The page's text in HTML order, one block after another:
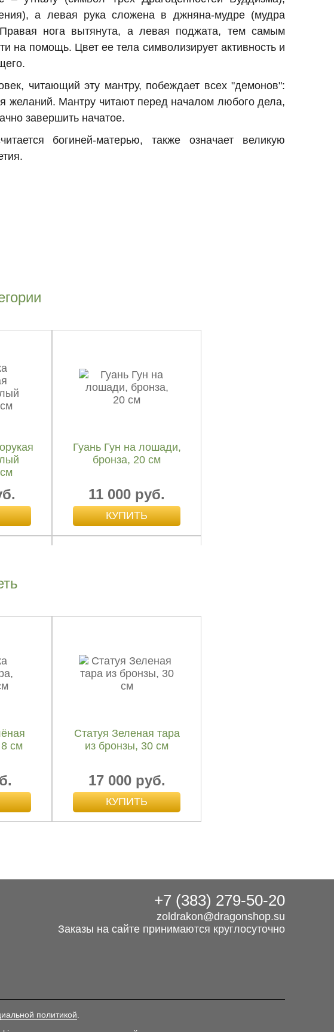
а левая рука сложена в джняна-мудре (мудра
нога вытянута, а левая поджата, тем самым
на помощь. Цвет ее тела символизирует активность и
читающий эту мантру, побеждает всех "демонов":
желаний. Мантру читают перед началом любого дела,
завершить начатое.
богиней-матерью, также означает великую
Гуань Гун на лошади,
бронза, 20 см
11 000 руб.
с
13 см
Гуаньинь на слоне,
бронза темная и
светлая, 30 см
см
Статуя Зеленая тара
из бронзы, 30 см
17 000 руб.
+7 (383) 279-50-20
zoldrakon@dragonshop.su
Заказы на сайте принимаются круглосуточно
политикой